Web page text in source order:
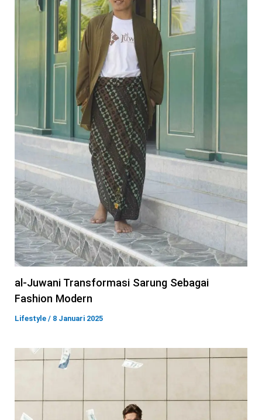
al-Juwani Transformasi Sarung Sebagai
Fashion Modern
Lifestyle / 8 Januari 2025